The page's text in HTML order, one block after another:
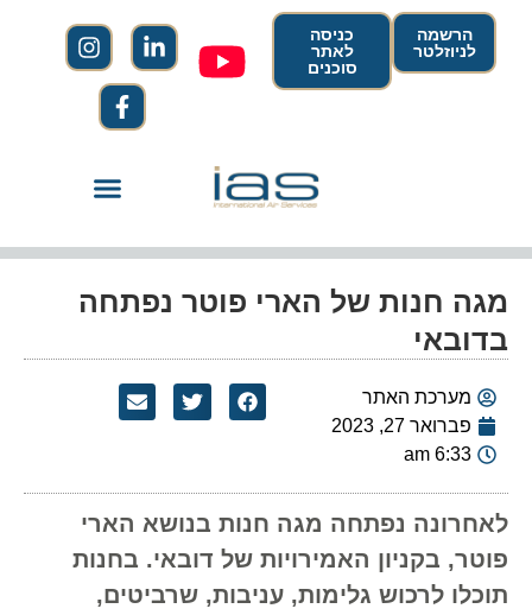
הרשמה
לניוזלטר
כניסה
לאתר
סוכנים
מגה חנות של הארי פוטר נפתחה
בדובאי
מערכת האתר
פברואר 27, 2023
6:33 am
לאחרונה נפתחה מגה חנות בנושא הארי
פוטר, בקניון האמירויות של דובאי. בחנות
תוכלו לרכוש גלימות, עניבות, שרביטים,